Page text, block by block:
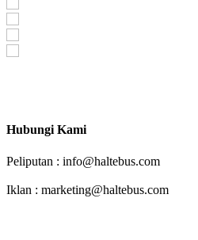
Hubungi Kami
Peliputan : info@haltebus.com
Iklan : marketing@haltebus.com
facebook